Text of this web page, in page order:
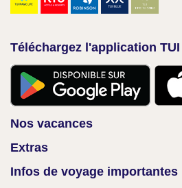
Téléchargez l'application TUI
Nos vacances
Extras
Infos de voyage importantes